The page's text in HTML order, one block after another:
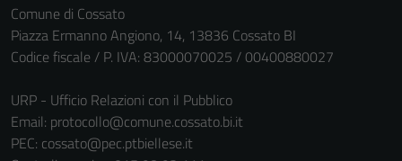
Comune di Cossato
Piazza Ermanno Angiono, 14, 13836 Cossato BI
Codice fiscale / P. IVA: 83000070025 / 00400880027
URP - Ufficio Relazioni con il Pubblico
Email: protocollo@comune.cossato.bi.it
PEC: cossato@pec.ptbiellese.it